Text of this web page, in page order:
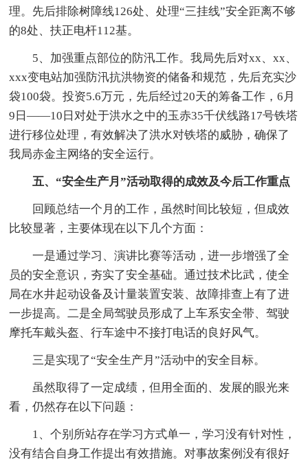
理。先后排除树障线126处、处理“三挂线”安全距离不够
的8处、扶正电杆112基。
5、加强重点部位的防汛工作。我局先后对xx、xx、
xxx变电站加强防汛抗洪物资的储备和规范，先后充实沙
袋100袋。投资5.6万元，先后经过20天的筹备工作，6月
9日——10日对处于洪水之中的玉赤35千伏线路17号铁塔
进行移位处理，有效解决了洪水对铁塔的威胁，确保了
我局赤金主网络的安全运行。
五、“安全生产月”活动取得的成效及今后工作重点
回顾总结一个月的工作，虽然时间比较短，但成效
比较显著，主要体现在以下几个方面：
一是通过学习、演讲比赛等活动，进一步增强了全
员的安全意识，夯实了安全基础。通过技术比武，使全
局在水井起动设备及计量装置安装、故障排查上有了进
一步提高。二是全局驾驶员形成了上车系安全带、驾驶
摩托车戴头盔、行车途中不接打电话的良好风气。
三是实现了“安全生产月”活动中的安全目标。
虽然取得了一定成绩，但用全面的、发展的眼光来
看，仍然存在以下问题：
1、个别所站存在学习方式单一，学习没有针对性，
没有结合自身工作提出有效措施。对事故案例没有很好